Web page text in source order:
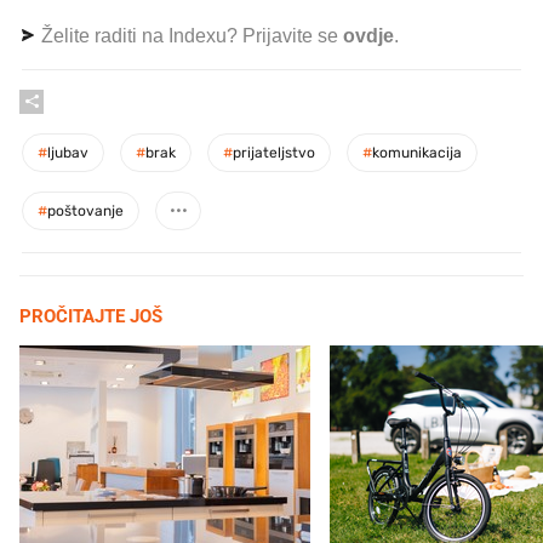
Želite raditi na Indexu? Prijavite se ovdje.
#ljubav #brak #prijateljstvo #komunikacija
#poštovanje
PROČITAJTE JOŠ